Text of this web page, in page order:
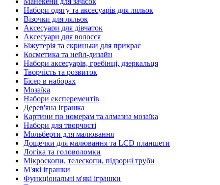
Набори одягу та аксесуарів для ляльок
Візочки для ляльок
Аксесуари для дівчаток
Аксесуари для волосся
Біжутерія та скриньки для прикрас
Косметика та нейл-дизайн
Набори аксесуарів, гребінці, дзеркальця
Творчість та розвиток
Бісер в наборах
Мозаїка
Набори експерементів
Дерев'яна іграшка
Картини по номерам та алмазна мозаїка
Набори для творчості
Мольберти для малювання
Дощечки для малювання та LCD планшети
Логіка та головоломки
Мікроскопи, телескопи, підзорні труби
М'які іграшки
Функціональні м'які іграшки